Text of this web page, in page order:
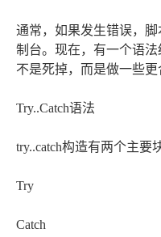
通常，如果发生错误，
制台。现在，有一个语法
不是死掉，而是做一些更
Try..Catch语法
try..catch构造有两个主要
Try
Catch